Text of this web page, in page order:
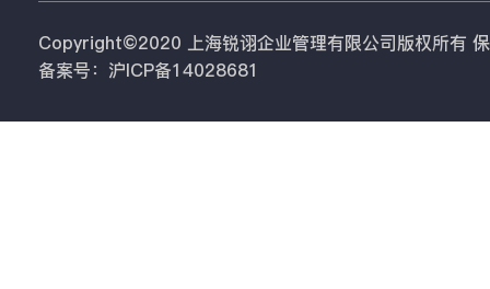
Copyright©2020 上海锐诩企业管理有限公司版权所有
备案号：沪ICP备14028681